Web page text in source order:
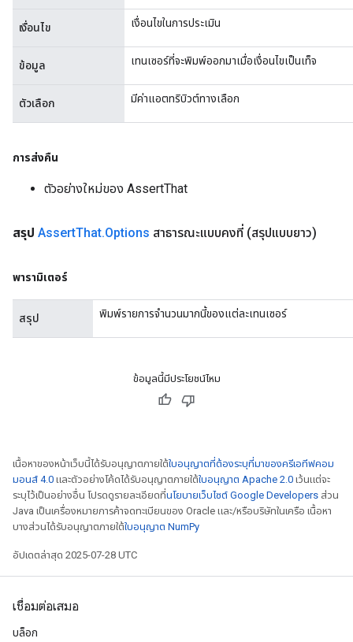
เงื่อนไข เงื่อนไขในการประเมิน
ข้อมูล เทนเซอร์ที่จะพิมพ์ออกมาเมื่อเงื่อนไขเป็นเท็จ
ตัวเลือก มีค่าแอตทริบิวต์ทางเลือก
การส่งคืน
ตัวอย่างใหม่ของ AssertThat
สรุป AssertThat.Options สาธารณะแบบคงที่ (สรุปแบบยาว)
พารามิเตอร์
สรุป พิมพ์รายการจำนวนมากนี้ของแต่ละเทนเซอร์
ข้อมูลนี้มีประโยชน์ไหม
เนื้อหาของหน้าเว็บนี้ได้รับอนุญาตภายใต้ใบอนุญาตที่ต้องระบุที่มาของครีเอทีฟคอม
มอนส์ 4.0 และตัวอย่างโค้ดได้รับอนุญาตภายใต้ใบอนุญาต Apache 2.0 เว้นแต่จะ
ระบุไว้เป็นอย่างอื่น โปรดดูรายละเอียดที่นโยบายเว็บไซต์ Google Developers ส่วน
Java เป็นเครื่องหมายการค้าจดทะเบียนของ Oracle และ/หรือบริษัทในเครือ เนื้อหา
บางส่วนได้รับอนุญาตภายใต้ใบอนุญาต NumPy
อัปเดตล่าสุด 2025-07-28 UTC
เชื่อมต่อเสมอ
บล็อก